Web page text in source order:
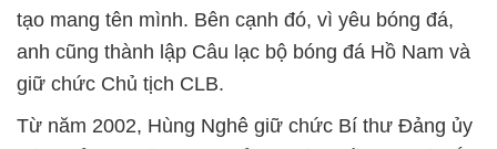
tạo mang tên mình. Bên cạnh đó, vì yêu bóng đá,
anh cũng thành lập Câu lạc bộ bóng đá Hồ Nam và
giữ chức Chủ tịch CLB.
Từ năm 2002, Hùng Nghê giữ chức Bí thư Đảng ủy